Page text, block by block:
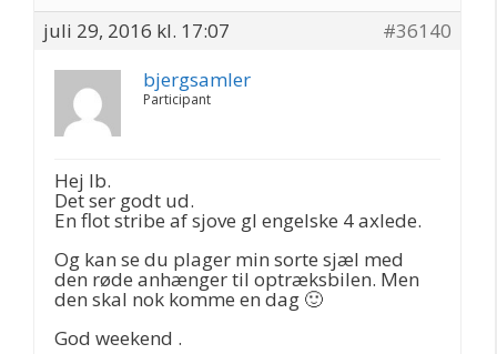
juli 29, 2016 kl. 17:07
#36140
bjergsamler
Participant
Hej Ib.
Det ser godt ud.
En flot stribe af sjove gl engelske 4 axlede.
Og kan se du plager min sorte sjæl med
den røde anhænger til optræksbilen. Men
den skal nok komme en dag 🙂
God weekend .